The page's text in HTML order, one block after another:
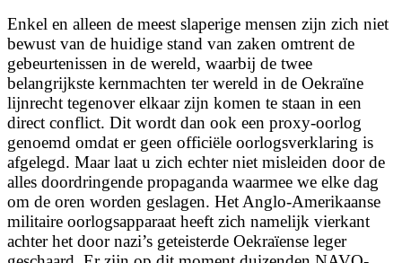
Enkel en alleen de meest slaperige mensen zijn zich niet
bewust van de huidige stand van zaken omtrent de
gebeurtenissen in de wereld, waarbij de twee
belangrijkste kernmachten ter wereld in de Oekraïne
lijnrecht tegenover elkaar zijn komen te staan in een
direct conflict. Dit wordt dan ook een proxy-oorlog
genoemd omdat er geen officiële oorlogsverklaring is
afgelegd. Maar laat u zich echter niet misleiden door de
alles doordringende propaganda waarmee we elke dag
om de oren worden geslagen. Het Anglo-Amerikaanse
militaire oorlogsapparaat heeft zich namelijk vierkant
achter het door nazi’s geteisterde Oekraïense leger